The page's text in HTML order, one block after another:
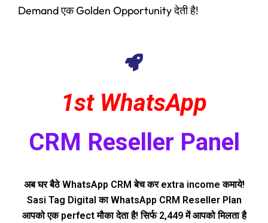
Demand एक Golden Opportunity देती है!
1st WhatsApp
CRM Reseller Panel
अब घर बैठे WhatsApp CRM बेच कर extra income कमाये!
Sasi Tag Digital का WhatsApp CRM Reseller Plan
आपको एक perfect मौका देता है! सिर्फ ₹2,449 में आपको मिलता है